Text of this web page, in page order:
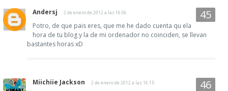
Andersj 2 de enero de 2012 a las 16:06
Potro, de que pais eres, que me he dado cuenta qu ela
hora de tu blog y la de mi ordenador no coinciden, se llevan
bastantes horas xD
Miichiie Jackson 2 de enero de 2012 a las 16:15